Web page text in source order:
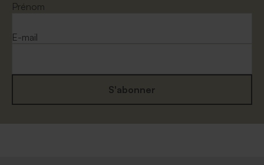
Prénom
E-mail
S'abonner